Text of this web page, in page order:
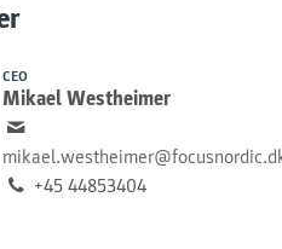
CEO
Mikael Westheimer
+45 44853404